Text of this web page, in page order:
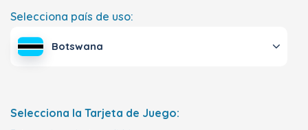
Selecciona país de uso:
Botswana
Selecciona la Tarjeta de Juego: